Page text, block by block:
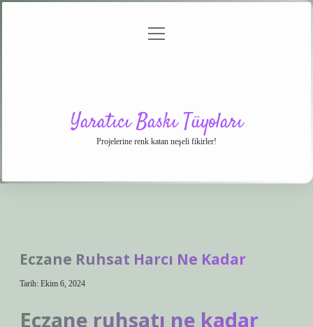
menüyü
Yaratıcı Baskı Tüyoları
Projelerine renk katan neşeli fikirler!
Eczane Ruhsat Harcı Ne Kadar
Tarih: Ekim 6, 2024
Eczane ruhsatı ne kadar